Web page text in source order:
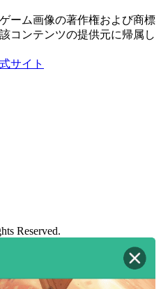
ーム画像の著作権および商標
コンテンツの提供元に帰属し
サイト
Reserved.